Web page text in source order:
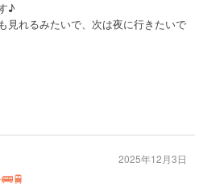
♪
見れるみたいで、次は夜に行きたいで
2025年12月3日